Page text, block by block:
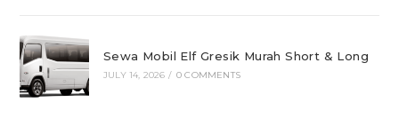
Sewa Mobil Elf Gresik Murah Short & Long
JULY 14, 2026 / 0 COMMENTS